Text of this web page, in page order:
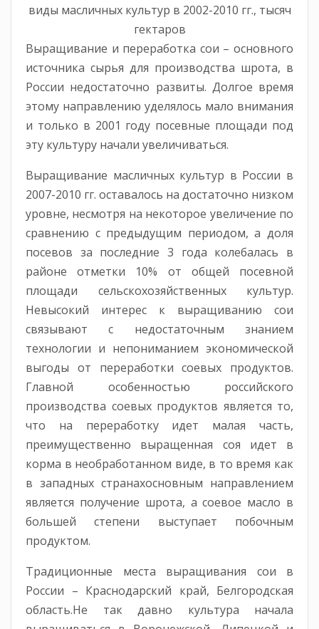
виды масличных культур в 2002-2010 гг., тысяч
гектаров
Выращивание и переработка сои – основного
источника сырья для производства шрота, в
России недостаточно развиты. Долгое время
этому направлению уделялось мало внимания
и только в 2001 году посевные площади под
эту культуру начали увеличиваться.
Выращивание масличных культур в России в
2007-2010 гг. оставалось на достаточно низком
уровне, несмотря на некоторое увеличение по
сравнению с предыдущим периодом, а доля
посевов за последние 3 года колебалась в
районе отметки 10% от общей посевной
площади сельскохозяйственных культур.
Невысокий интерес к выращиванию сои
связывают с недостаточным знанием
технологии и непониманием экономической
выгоды от переработки соевых продуктов.
Главной особенностью российского
производства соевых продуктов является то,
что на переработку идет малая часть,
преимущественно выращенная соя идет в
корма в необработанном виде, в то время как
в западных странахосновным направлением
является получение шрота, а соевое масло в
большей степени выступает побочным
продуктом.
Традиционные места выращивания сои в
России – Краснодарский край, Белгородская
область.Не так давно культура начала